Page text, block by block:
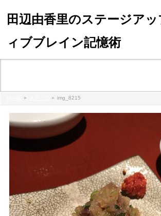
田辺由香里のステージア
ィブブレイン記憶術
» » img_8215